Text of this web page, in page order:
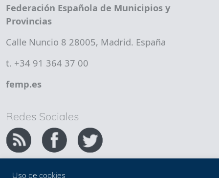
Federación Española de Municipios y
Provincias
Calle Nuncio 8 28005, Madrid. España
t. +34 91 364 37 00
femp.es
Redes Sociales
Uso de cookies